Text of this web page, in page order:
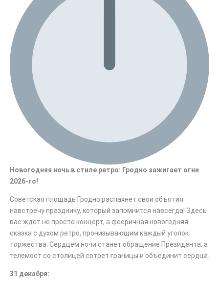
Новогодняя ночь в стиле ретро: Гродно зажигает огни
2026-го!
Советская площадь Гродно распахнет свои объятия
навстречу празднику, который запомнится навсегда! Здесь
вас ждет не просто концерт, а фееричная новогодняя
сказка с духом ретро, пронизывающим каждый уголок
торжества. Сердцем ночи станет обращение Президента, а
телемост со столицей сотрет границы и объединит сердца.
31 декабря: